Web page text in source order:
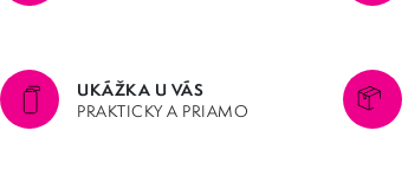
UKÁŽKA U VÁS
PRAKTICKY A PRIAMO